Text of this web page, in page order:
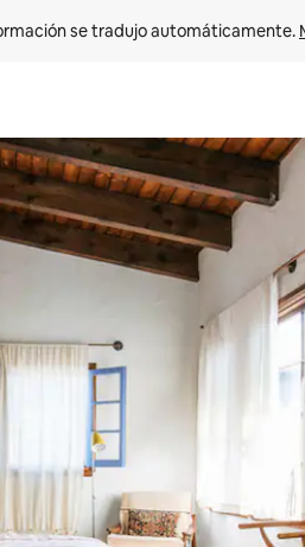
se tradujo automáticamente.
de flecha hacia arriba y hacia abajo